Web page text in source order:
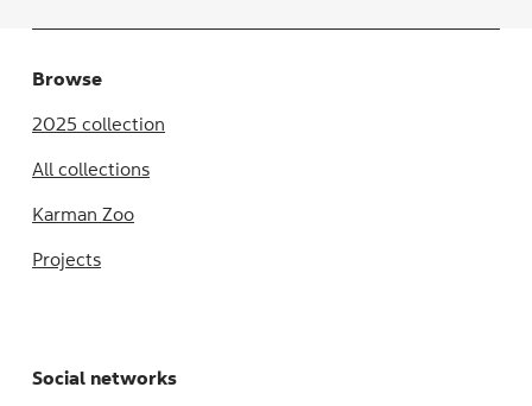
Browse
2025 collection
All collections
Karman Zoo
Projects
Social networks